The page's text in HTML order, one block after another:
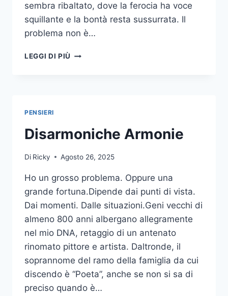
sembra ribaltato, dove la ferocia ha voce
squillante e la bontà resta sussurrata. Il
problema non è…
LEGGI DI PIÙ QUANDO
PENSIERI
Disarmoniche Armonie
Di Ricky Agosto 26, 2025
Ho un grosso problema. Oppure una
grande fortuna.Dipende dai punti di vista.
Dai momenti. Dalle situazioni.Geni vecchi di
almeno 800 anni albergano allegramente
nel mio DNA, retaggio di un antenato
rinomato pittore e artista. Daltronde, il
soprannome del ramo della famiglia da cui
discendo è “Poeta”, anche se non si sa di
preciso quando è…